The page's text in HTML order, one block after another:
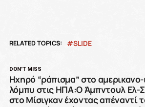
RELATED TOPICS: SLIDE
DON'T MISS
Ηχηρό “ράπισμα” στο
λόμπυ στις ΗΠΑ:Ο Άμπντουλ Ελ-
στο Μίσιγκαν έχοντας απέναντί